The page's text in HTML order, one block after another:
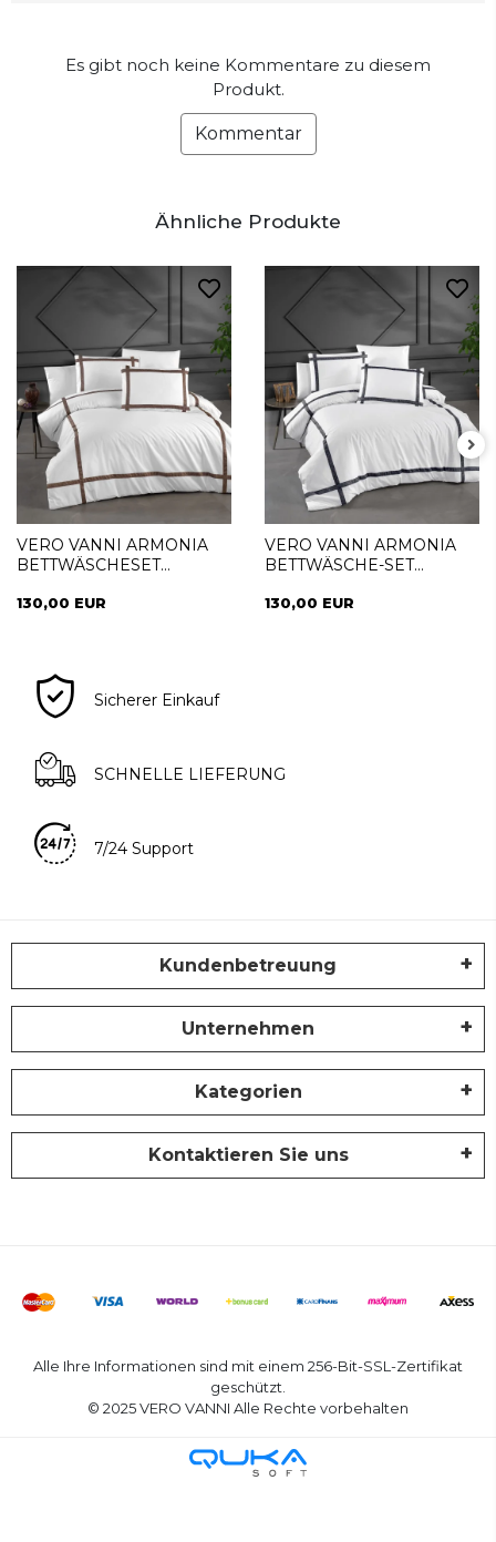
Es gibt noch keine Kommentare zu diesem
Produkt.
Kommentar
Ähnliche Produkte
VERO VANNI ARMONIA
BETTWÄSCHESET
130,00 EUR
VERO VANNI ARMONIA
BETTWÄSCHE-SET
130,00 EUR
Sicherer Einkauf
SCHNELLE LIEFERUNG
7/24 Support
Kundenbetreuung
Unternehmen
Kategorien
Kontaktieren Sie uns
Alle Ihre Informationen sind mit einem 256-Bit-SSL-Zertifikat
geschützt.
© 2025 VERO VANNI Alle Rechte vorbehalten